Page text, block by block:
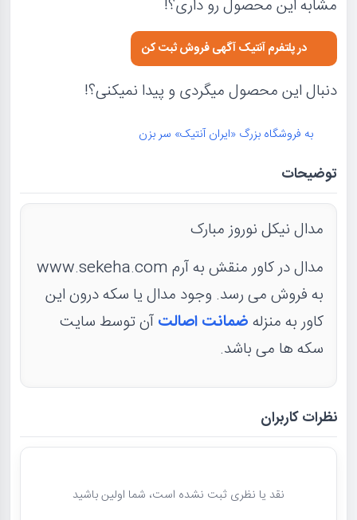
مشابه این محصول رو داری؟!
در پلتفرم آنتیک آگهی فروش ثبت کن
دنبال این محصول میگردی و پیدا نمیکنی؟!
به فروشگاه بزرگ «ایران آنتیک» سر بزن
توضیحات
مدال نیکل نوروز مبارک
مدال در کاور منقش به آرم www.sekeha.com
به فروش می رسد. وجود مدال یا سکه درون این
کاور به منزلهضمانت اصالتآن توسط سایت
سکه ها می باشد.
نظرات کاربران
نقد یا نظری ثبت نشده است، شما اولین باشید